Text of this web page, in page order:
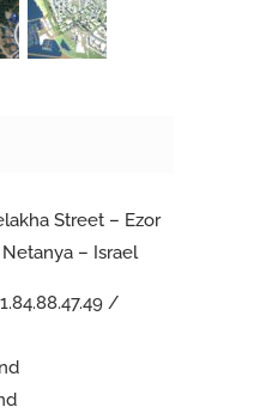
Street – Ezor
Netanya – Israel
/